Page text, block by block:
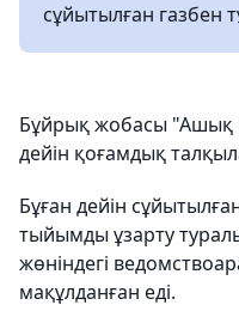
сұйытылған газбен
Бұйрық жобасы "Ашық
дейін қоғамдық
Бұған дейін
тыйымды ұзарту
жөніндегі
мақұлданған еді.